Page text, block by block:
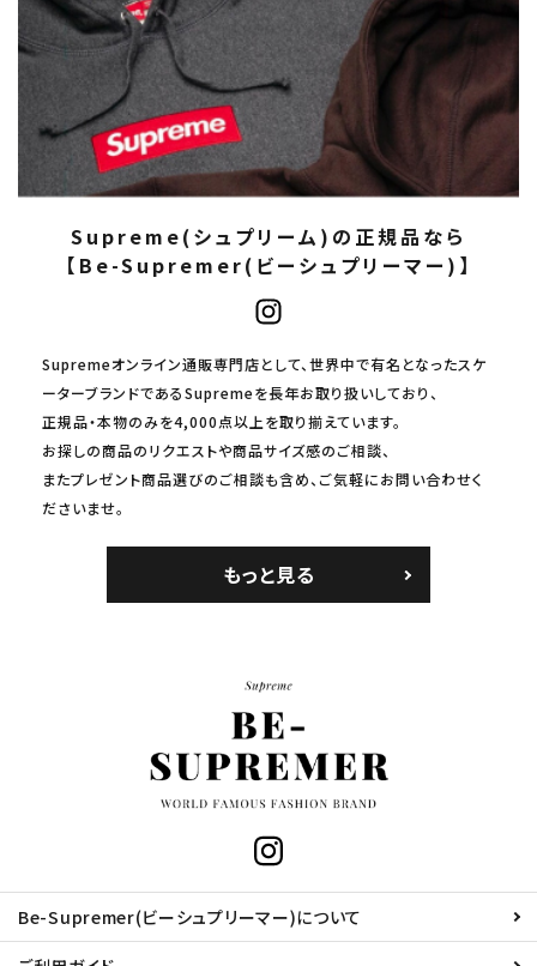
Supreme(シュプリーム)の正規品なら
【Be-Supremer(ビーシュプリーマー)】
Supremeオンライン通販専門店として、世界中で有名となったスケ
ーターブランドであるSupremeを長年お取り扱いしており、
正規品・本物のみを4,000点以上を取り揃えています。
お探しの商品のリクエストや商品サイズ感のご相談、
またプレゼント商品選びのご相談も含め、ご気軽にお問い合わせく
ださいませ。
もっと見る
Be-Supremer(ビーシュプリーマー)について